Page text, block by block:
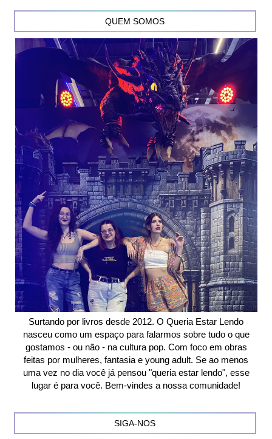
QUEM SOMOS
Surtando por livros desde 2012. O Queria Estar Lendo
nasceu como um espaço para falarmos sobre tudo o que
gostamos - ou não - na cultura pop. Com foco em obras
feitas por mulheres, fantasia e young adult. Se ao menos
uma vez no dia você já pensou "queria estar lendo", esse
lugar é para você. Bem-vindes a nossa comunidade!
SIGA-NOS